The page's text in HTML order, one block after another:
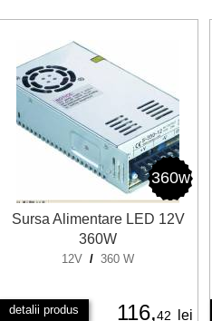
360w
Sursa Alimentare LED 12V
360W
12V / 360 W
detalii produs 116,42 lei